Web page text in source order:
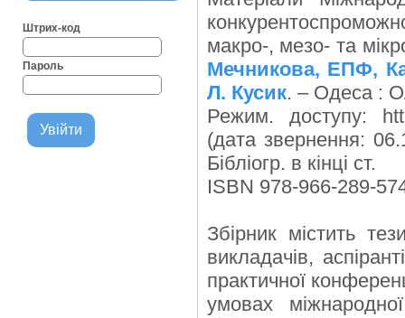
Штрих-код
Пароль
макро-, мезо- та
Мечникова, ЕПФ,
Л. Кусик. – Одеса :
Режим. доступу:
(дата звернення:
Бібліогр. в кінці ст.
ISBN 978-966-289-
Збірник містить
викладачів,
практичної
умовах